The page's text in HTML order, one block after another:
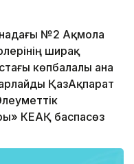
№2 Ақмола
ширақ
көпбалалы ана
ҚазАқпарат
КЕАҚ баспасөз